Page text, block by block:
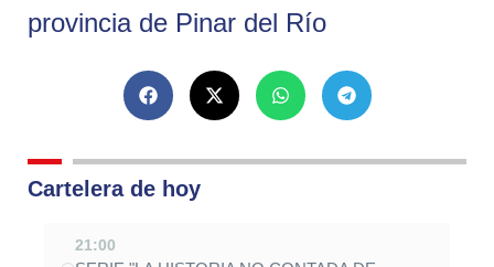
provincia de Pinar del Río
Cartelera de hoy
21:00